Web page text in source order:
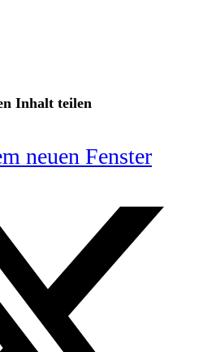
Inhalt teilen
neuen Fenster